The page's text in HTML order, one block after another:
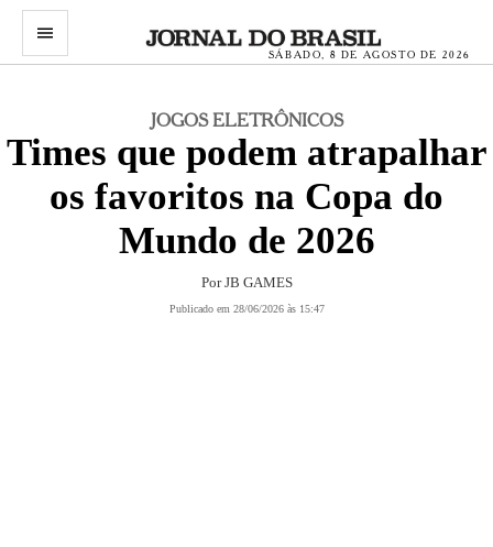
menu
SÁBADO, 8 DE AGOSTO DE 2026
JOGOS ELETRÔNICOS
Times que podem atrapalhar
os favoritos na Copa do
Mundo de 2026
PorJB GAMES
Publicado em 28/06/2026 às 15:47